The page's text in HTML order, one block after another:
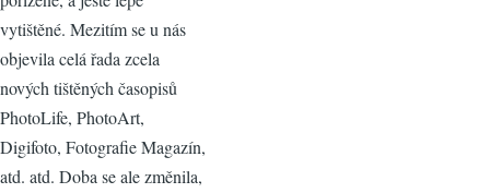
vytištěné. Mezitím se u nás
objevila celá řada zcela
nových tištěných časopisů
PhotoLife, PhotoArt,
Digifoto, Fotografie Magazín,
atd. atd. Doba se ale změnila,